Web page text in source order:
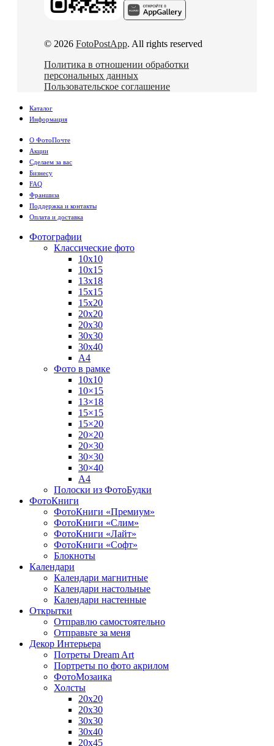
© 2026 FotoPostApp. All rights reserved
Политика в отношении обработки
персональных данных
Пользовательское соглашение
Каталог
Информация
О ФотоПочте
Акции
Сделаем за вас
Бизнесу
FAQ
Франшиза
Поддержка и контакты
Оплата и доставка
Фотографии
Классические фото
10х10
10х15
13х18
15х15
15х20
20х20
20х30
30х30
30х40
А4
Фото в рамке
10х10
10×15
13×18
15×15
15×20
20×20
20×30
30×30
30×40
A4
Полоски из ФотоБудки
ФотоКниги
ФотоКниги «Премиум»
ФотоКниги «Слим»
ФотоКниги «Лайт»
ФотоКниги «Софт»
Блокноты
Календари
Календари магнитные
Календари настольные
Календари настенные
Открытки
Отправлю самостоятельно
Отправьте за меня
Декор Интерьера
Потреты Dream Art
Портреты по фото акрилом
ФотоМозаика
Холсты
20х20
20х30
30х30
30х40
20х45